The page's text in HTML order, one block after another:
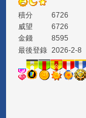
積分
6726
威望
6726
金錢
8595
最後登錄 2026-2-8